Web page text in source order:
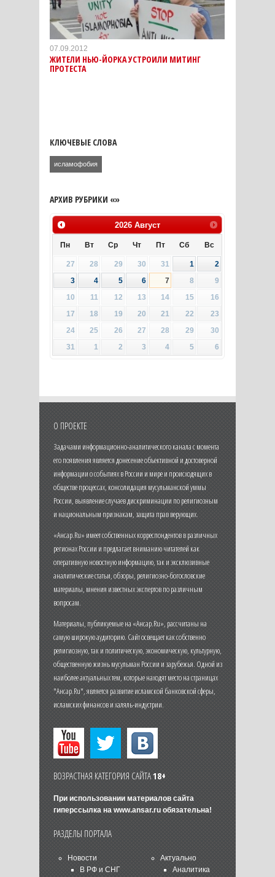
07.09.2012
ЖИТЕЛИ НЬЮ-ЙОРКА УСТРОИЛИ МИТИНГ
ПРОТЕСТА
КЛЮЧЕВЫЕ СЛОВА
исламофобия
АРХИВ РУБРИКИ «»
2026 Август
Пн Вт Ср Чт Пт Сб Вс
27 28 29 30 31 1
2
3
4 5 6 7 8
9
10
11 12 13 14 15
16
17
18 19 20 21 22
23
24
25 26 27 28 29
30
31
1 2 3 4 5 6
О ПРОЕКТЕ
Задачами информационно-аналитического канала с момента
его появления является донесение объективной и достоверной
информации о событиях в России и мире и происходящих в
обществе процессах, консолидация мусульманской уммы
России, выявление случаев дискриминации по религиозным
и национальным признакам, защита прав верующих.
«Ансар.Ru» имеет собственных корреспондентов в различных
регионах России и предлагает вниманию читателей как
оперативную новостную информацию, так и эксклюзивные
аналитические статьи, обзоры, религиозно-богословские
материалы, мнения известных экспертов по различным
вопросам.
Материалы, публикуемые на «Ансар.Ru», рассчитаны на
самую широкую аудиторию. Сайт освещает как собственно
религиозную, так и политическую, экономическую, культурную,
общественную жизнь мусульман России и зарубежья. Одной из
наиболее актуальных тем, которые находят место на страницах
"Ансар.Ru", является развитие исламской банковской сферы,
исламских финансов и халяль-индустрии.
ВОЗРАСТНАЯ КАТЕГОРИЯ САЙТА18+
При использовании материалов сайта
гиперссылка на www.ansar.ruобязательна!
РАЗДЕЛЫ ПОРТАЛА
Новости
В РФ и СНГ
Актуально
Аналитика